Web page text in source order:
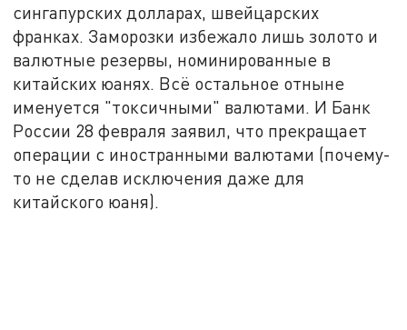
сингапурских долларах, швейцарских
франках. Заморозки избежало лишь золото и
валютные резервы, номинированные в
китайских юанях. Всё остальное отныне
именуется "токсичными" валютами. И Банк
России 28 февраля заявил, что прекращает
операции с иностранными валютами (почему-
то не сделав исключения даже для
китайского юаня).